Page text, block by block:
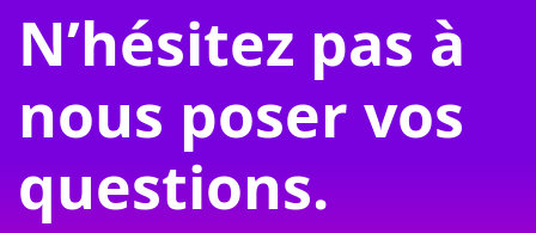
N’hésitez pas à
nous poser vos
questions.